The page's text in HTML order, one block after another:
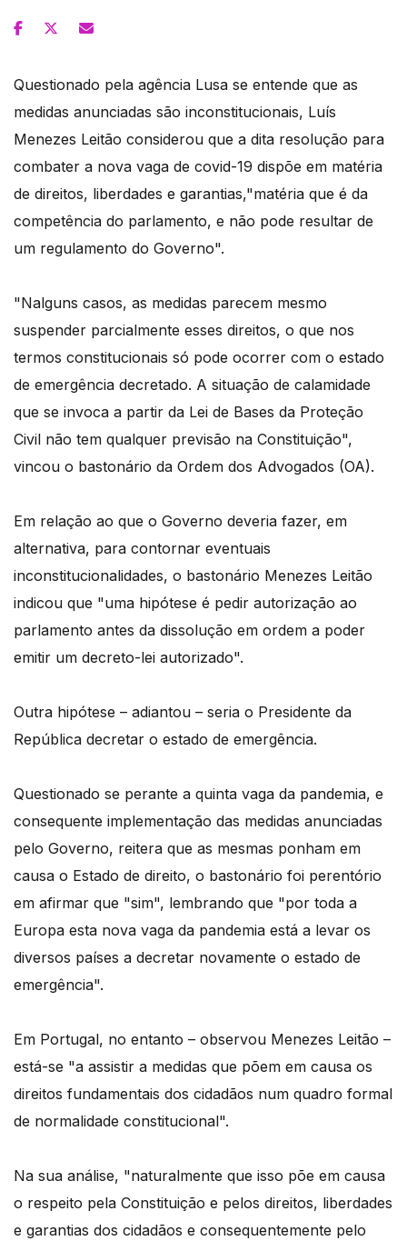
Questionado pela agência Lusa se entende que as
medidas anunciadas são inconstitucionais, Luís
Menezes Leitão considerou que a dita resolução para
combater a nova vaga de covid-19 dispõe em matéria
de direitos, liberdades e garantias,"matéria que é da
competência do parlamento, e não pode resultar de
um regulamento do Governo".
"Nalguns casos, as medidas parecem mesmo
suspender parcialmente esses direitos, o que nos
termos constitucionais só pode ocorrer com o estado
de emergência decretado. A situação de calamidade
que se invoca a partir da Lei de Bases da Proteção
Civil não tem qualquer previsão na Constituição",
vincou o bastonário da Ordem dos Advogados (OA).
Em relação ao que o Governo deveria fazer, em
alternativa, para contornar eventuais
inconstitucionalidades, o bastonário Menezes Leitão
indicou que "uma hipótese é pedir autorização ao
parlamento antes da dissolução em ordem a poder
emitir um decreto-lei autorizado".
Outra hipótese – adiantou – seria o Presidente da
República decretar o estado de emergência.
Questionado se perante a quinta vaga da pandemia, e
consequente implementação das medidas anunciadas
pelo Governo, reitera que as mesmas ponham em
causa o Estado de direito, o bastonário foi perentório
em afirmar que "sim", lembrando que "por toda a
Europa esta nova vaga da pandemia está a levar os
diversos países a decretar novamente o estado de
emergência".
Em Portugal, no entanto – observou Menezes Leitão –
está-se "a assistir a medidas que põem em causa os
direitos fundamentais dos cidadãos num quadro formal
de normalidade constitucional".
Na sua análise, "naturalmente que isso põe em causa
o respeito pela Constituição e pelos direitos, liberdades
e garantias dos cidadãos e consequentemente pelo